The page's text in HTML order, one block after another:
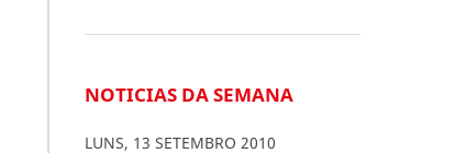
NOTICIAS DA SEMANA
LUNS, 13 SETEMBRO 2010